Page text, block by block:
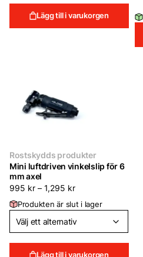
Lägg till i varukorgen
Rostskydds produkter
Mini luftdriven vinkelslip för 6
mm axel
995 kr – 1,295 kr
Produkten är slut i lager
Lägg till i varukorgen